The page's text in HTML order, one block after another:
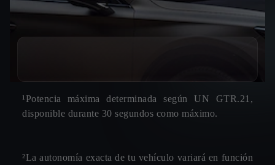
¹Potencia máxima determinada según UN GTR.21,
disponible durante 30 segundos como máximo.
²La autonomía exacta de tu vehículo variará en función